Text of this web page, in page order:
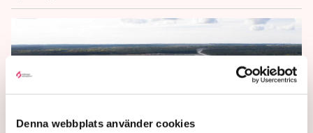
Denna webbplats använder cookies